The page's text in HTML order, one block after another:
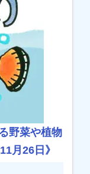
野菜や植物
月26日》